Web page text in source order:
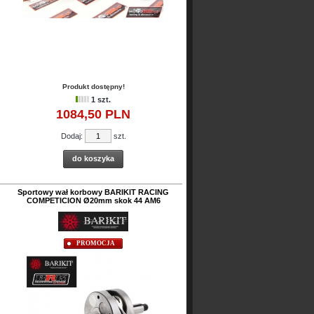
Produkt dostępny!
1 szt.
1084,50 PLN
Dodaj: szt.
do koszyka
Sportowy wał korbowy BARIKIT RACING
COMPETICION Ø20mm skok 44 AM6
PROMOCJA